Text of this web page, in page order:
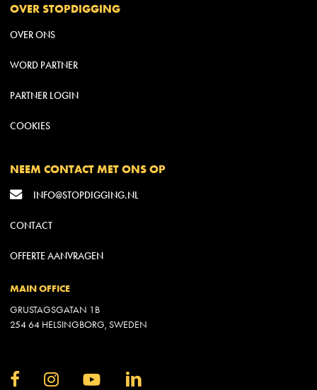
OVER STOPDIGGING
OVER ONS
WORD PARTNER
PARTNER LOGIN
COOKIES
NEEM CONTACT MET ONS OP
INFO@STOPDIGGING.NL
CONTACT
OFFERTE AANVRAGEN
MAIN OFFICE
GRUSTAGSGATAN 1B
254 64 HELSINGBORG, SWEDEN